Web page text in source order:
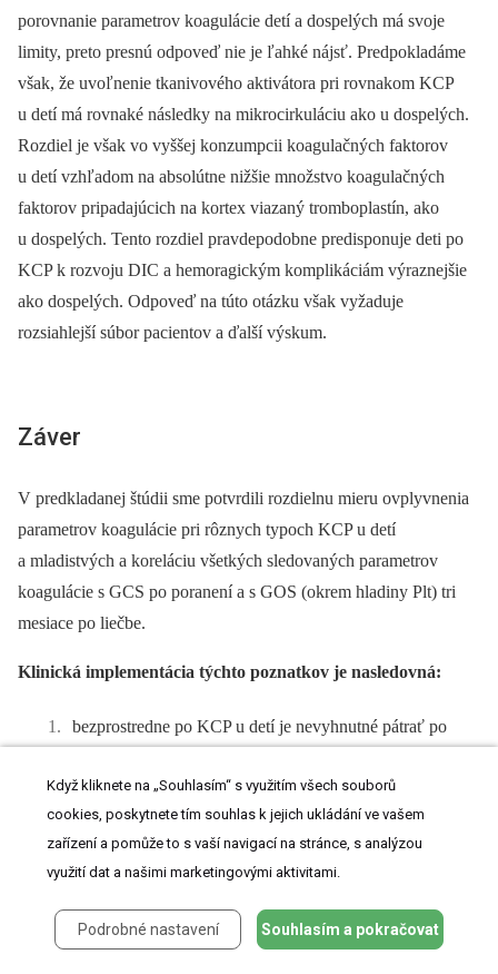
porovnanie parametrov koagulácie detí a dospelých má svoje
limity, preto presnú odpoveď nie je ľahké nájsť. Predpokladáme
však, že uvoľnenie tkanivového aktivátora pri rovnakom KCP
u detí má rovnaké následky na mikrocirkuláciu ako u dospelých.
Rozdiel je však vo vyššej konzumpcii koagulačných faktorov
u detí vzhľadom na absolútne nižšie množstvo koagulačných
faktorov pripadajúcich na kortex viazaný tromboplastín, ako
u dospelých. Tento rozdiel pravdepodobne predisponuje deti po
KCP k rozvoju DIC a hemoragickým komplikáciám výraznejšie
ako dospelých. Odpoveď na túto otázku však vyžaduje
rozsiahlejší súbor pacientov a ďalší výskum.
Záver
V predkladanej štúdii sme potvrdili roz­dielnu mieru ovplyvnenia
parametrov koa­gulácie pri rôznych typoch KCP u detí
a mladistvých a koreláciu všetkých sledovaných parametrov
koagulácie s GCS po poranení a s GOS (okrem hladiny Plt) tri
mesiace po liečbe.
Klinická implementácia týchto poznatkov je nasledovná:
bezprostredne po KCP u detí je nevyhnutné pátrať po
nevznikla, pravidelne kontrolovať parametre koagulácie,
v prípade jej vzniku je potrebná rýchla a agresívna liečba
v prevencii nepriaznivého outcome,
precízna hemostáza počas operačnej liečby po KCP u detí
Když kliknete na „Souhlasím“ s využitím všech souborů
cookies, poskytnete tím souhlas k jejich ukládání ve vašem
zařízení a pomůže to s vaší navigací na stránce, s analýzou
využití dat a našimi marketingovými aktivitami.
Podrobné nastavení Souhlasím a pokračovat